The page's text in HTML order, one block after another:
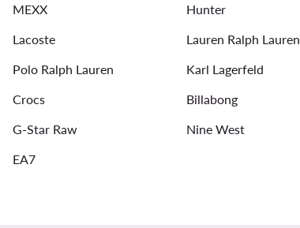
braletes maudymosi kostiumeliai
MEXX Hunter
Lacoste
Lauren Ralph Lauren
Polo Ralph Lauren
Karl Lagerfeld
Crocs
Billabong
G-Star Raw
Nine West
EA7